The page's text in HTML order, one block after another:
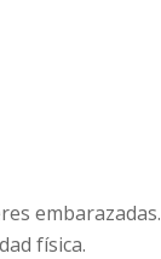
embarazadas.
física.